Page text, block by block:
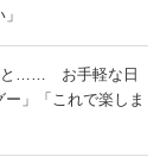
と…… お手軽な日
」「これで楽しま